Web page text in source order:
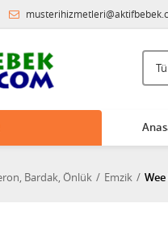
Bardak, Önlük Emzik